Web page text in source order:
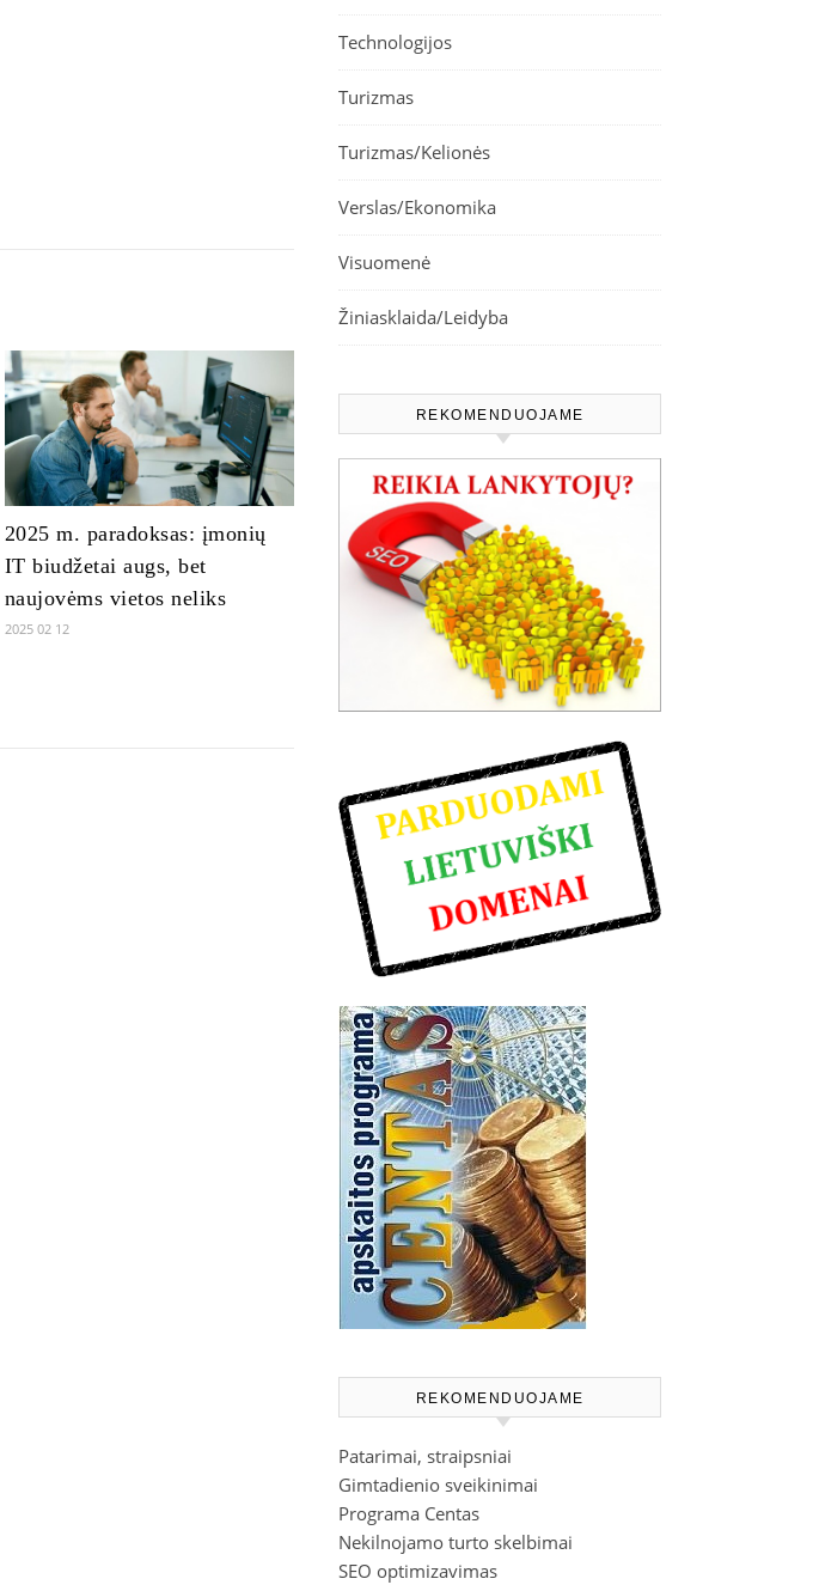
2025 m. paradoksas: įmonių
IT biudžetai augs, bet
naujovėms vietos neliks
2025 02 12
Technologijos
Turizmas
Turizmas/Kelionės
Verslas/Ekonomika
Visuomenė
Žiniasklaida/Leidyba
REKOMENDUOJAME
REKOMENDUOJAME
Patarimai, straipsniai
Gimtadienio sveikinimai
Programa Centas
Nekilnojamo turto skelbimai
SEO optimizavimas